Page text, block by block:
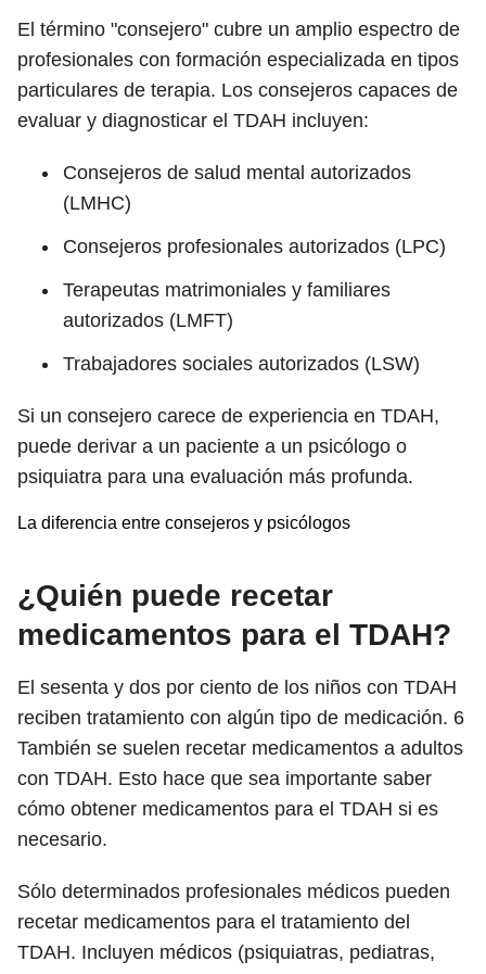
El término "consejero" cubre un amplio espectro de
profesionales con formación especializada en tipos
particulares de terapia. Los consejeros capaces de
evaluar y diagnosticar el TDAH incluyen:
Consejeros de salud mental autorizados
(LMHC)
Consejeros profesionales autorizados (LPC)
Terapeutas matrimoniales y familiares
autorizados (LMFT)
Trabajadores sociales autorizados (LSW)
Si un consejero carece de experiencia en TDAH,
puede derivar a un paciente a un psicólogo o
psiquiatra para una evaluación más profunda.
La diferencia entre consejeros y psicólogos
¿Quién puede recetar
medicamentos para el TDAH?
El sesenta y dos por ciento de los niños con TDAH
reciben tratamiento con algún tipo de medicación. 6
También se suelen recetar medicamentos a adultos
con TDAH. Esto hace que sea importante saber
cómo obtener medicamentos para el TDAH si es
necesario.
Sólo determinados profesionales médicos pueden
recetar medicamentos para el tratamiento del
TDAH. Incluyen médicos (psiquiatras, pediatras,